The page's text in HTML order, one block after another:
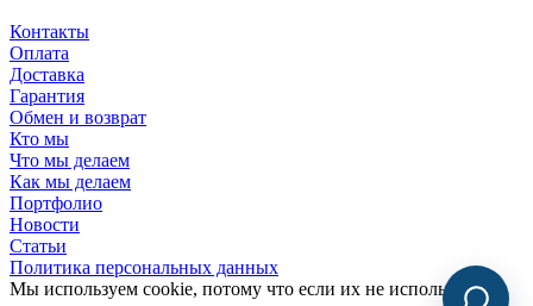
Контакты
Оплата
Доставка
Гарантия
Обмен и возврат
Кто мы
Что мы делаем
Как мы делаем
Портфолио
Новости
Статьи
Политика персональных данных
Мы используем cookie, потому что если их не использовать,